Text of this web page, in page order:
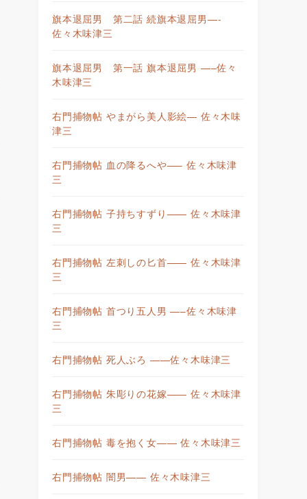
旗本退屈男 第二話 続旗本退屈男—-
佐々木味津三
旗本退屈男 第一話 旗本退屈男 —–佐々
木味津三
右門捕物帖 やまがら美人影絵— 佐々木味
津三
右門捕物帖 血の降るへや—– 佐々木味津
三
右門捕物帖 子持ちすずり—— 佐々木味津
三
右門捕物帖 左刺しの匕首—— 佐々木味津
三
右門捕物帖 首つり五人男 —–佐々木味津
三
右門捕物帖 死人ぶろ ——佐々木味津三
右門捕物帖 朱彫りの花嫁—— 佐々木味津
三
右門捕物帖 毒を抱く女—— 佐々木味津三
右門捕物帖 闇男—— 佐々木味津三